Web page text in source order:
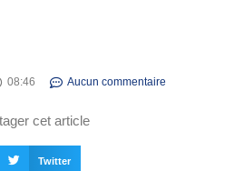
08:46 Aucun commentaire
cet article
Twitter